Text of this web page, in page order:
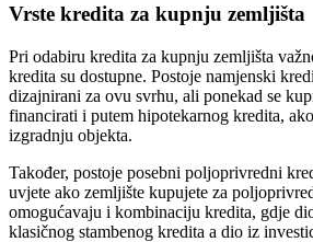
Vrste kredita za kupnju zemljišta
Pri odabiru kredita za kupnju zemljišta
kredita su dostupne. Postoje namjenski
dizajnirani za ovu svrhu, ali ponekad se
financirati i putem hipotekarnog kredita,
izgradnju objekta.
Također, postoje posebni poljoprivredni
uvjete ako zemljište kupujete za
omogućavaju i kombinaciju kredita, gdje
klasičnog stambenog kredita a dio iz